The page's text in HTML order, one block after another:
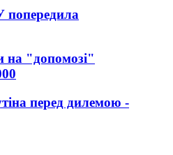
"допомозі"
перед дилемою -